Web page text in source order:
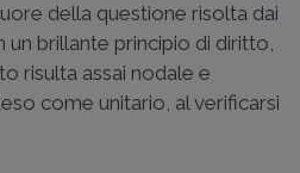
della questione risolta dai
un brillante principio di diritto,
risulta assai nodale e
come unitario, al verificarsi